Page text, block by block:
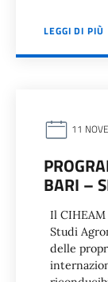
LEGGI DI PIÙ
11
BARI –
Il
Studi
delle